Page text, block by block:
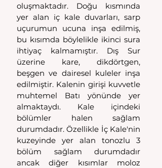
oluşmaktadır. Doğu kısmında
yer alan iç kale duvarları, sarp
uçurumun ucuna inşa edilmiş,
bu kısımda böylelikle ikinci sura
ihtiyaç kalmamıştır. Dış Sur
üzerine kare, dikdörtgen,
beşgen ve dairesel kuleler inşa
edilmiştir. Kalenin girişi kuvvetle
muhtemel Batı yönünde yer
almaktaydı. Kale içindeki
bölümler halen sağlam
durumdadır. Özellikle İç Kale'nin
kuzeyinde yer alan tonozlu 3
bölüm sağlam durumdadır
ancak diğer kısımlar moloz